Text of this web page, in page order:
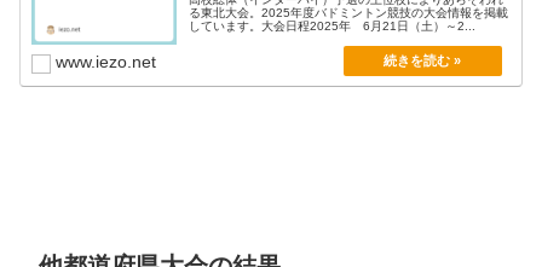
る東北大会。2025年度バドミントン競技の大会情報を掲載
しています。大会日程2025年 6月21日（土）～2...
www.iezo.net